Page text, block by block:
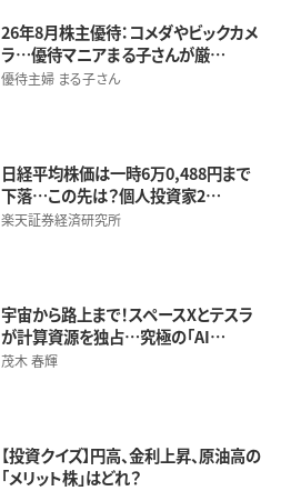
26年8月株主優待：コメダやビックカメ
ラ…優待マニアまる子さんが厳…
優待主婦 まる子さん
日経平均株価は一時6万0,488円まで
下落…この先は？個人投資家2…
楽天証券経済研究所
宇宙から路上まで！スペースXとテスラ
が計算資源を独占…究極の「AI…
茂木 春輝
【投資クイズ】円高、金利上昇、原油高の
「メリット株」はどれ？